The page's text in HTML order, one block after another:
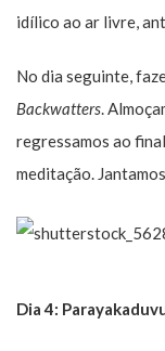
idílico ao ar livre,
No dia seguinte,
Backwatters.
regressamos ao
meditação.
Dia 4: